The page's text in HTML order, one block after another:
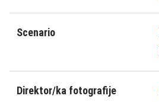
Scenario
Direktor/ka fotografije